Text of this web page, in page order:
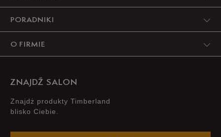
PORADNIKI
O FIRMIE
ZNAJDŹ SALON
Znajdż produkty Timberland
blisko Ciebie.